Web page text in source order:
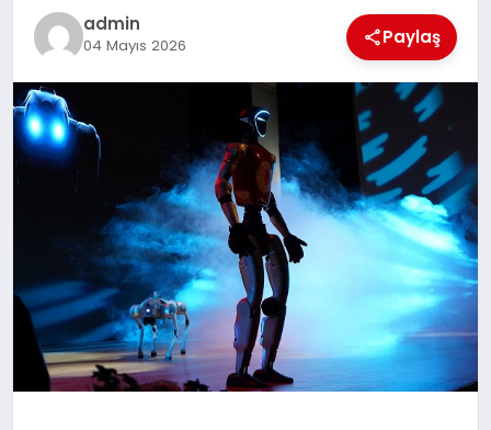
admin
04 Mayıs 2026 Paylaş